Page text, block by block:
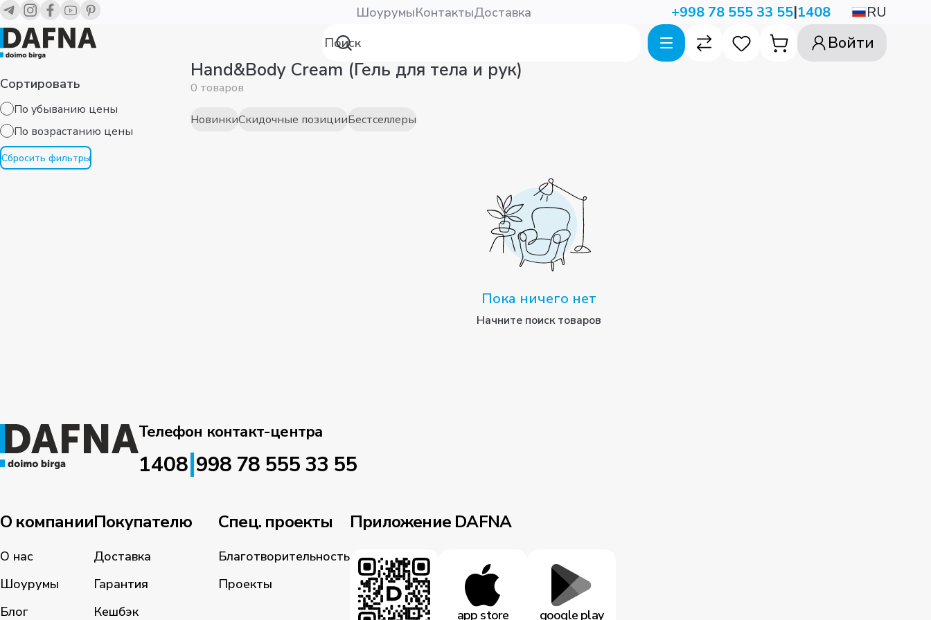
ШоурумыКонтактыДоставка +998 78 555 33 55|1408 RU
Войти
Сортировать
По убыванию цены
По возрaстанию цены
Сбросить фильтры
Hand&Body Cream (Гель для тела и рук)
0 товаров
НовинкиСкидочные позицииБестселлеры
Пока ничего нет
Начните поиск товаров
Телефон контакт-центра
1408|998 78 555 33 55
О компании
О нас
Шоурумы
Блог
Покупателю
Доставка
Гарантия
Кешбэк
Спец. проекты
Благотворительность
Проекты
Приложение DAFNA
app store google play